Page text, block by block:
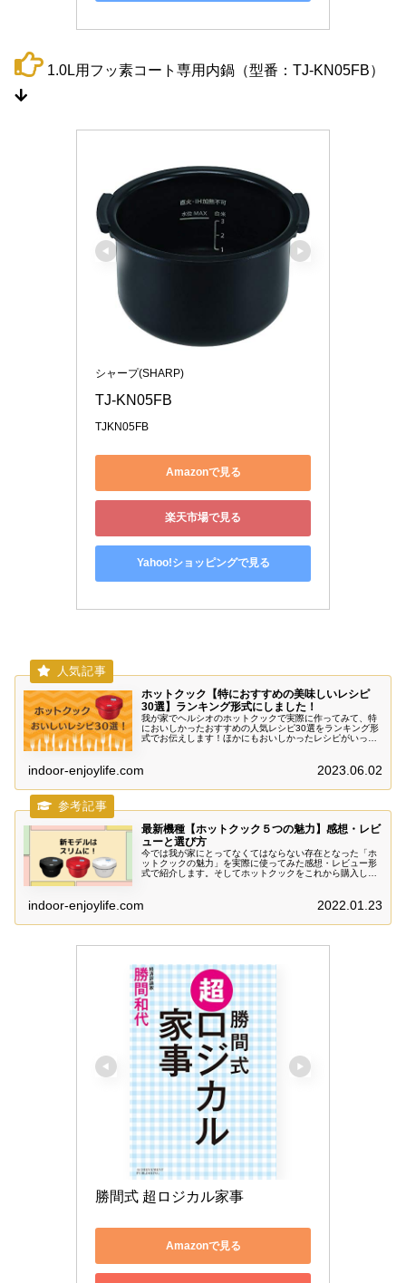
1.0L用フッ素コート専用内鍋（型番：TJ-KN05FB）
シャープ(SHARP)
TJ-KN05FB
TJKN05FB
Amazonで見る
楽天市場で見る
Yahoo!ショッピングで見る
ホットクック【特におすすめの美味しいレシピ
30選】ランキング形式にしました！
我が家でヘルシオのホットクックで実際に作ってみて、特
においしかったおすすめの人気レシピ30選をランキング形
式でお伝えします！ほかにもおいしかったレシピがいっぱ
indoor-enjoylife.com 2023.06.02
最新機種【ホットクック５つの魅力】感想・レビ
ューと選び方
今では我が家にとってなくてはならない存在となった「ホ
ットクックの魅力」を実際に使ってみた感想・レビュー形
式で紹介します。そしてホットクックをこれから購入して
indoor-enjoylife.com 2022.01.23
勝間式 超ロジカル家事
Amazonで見る